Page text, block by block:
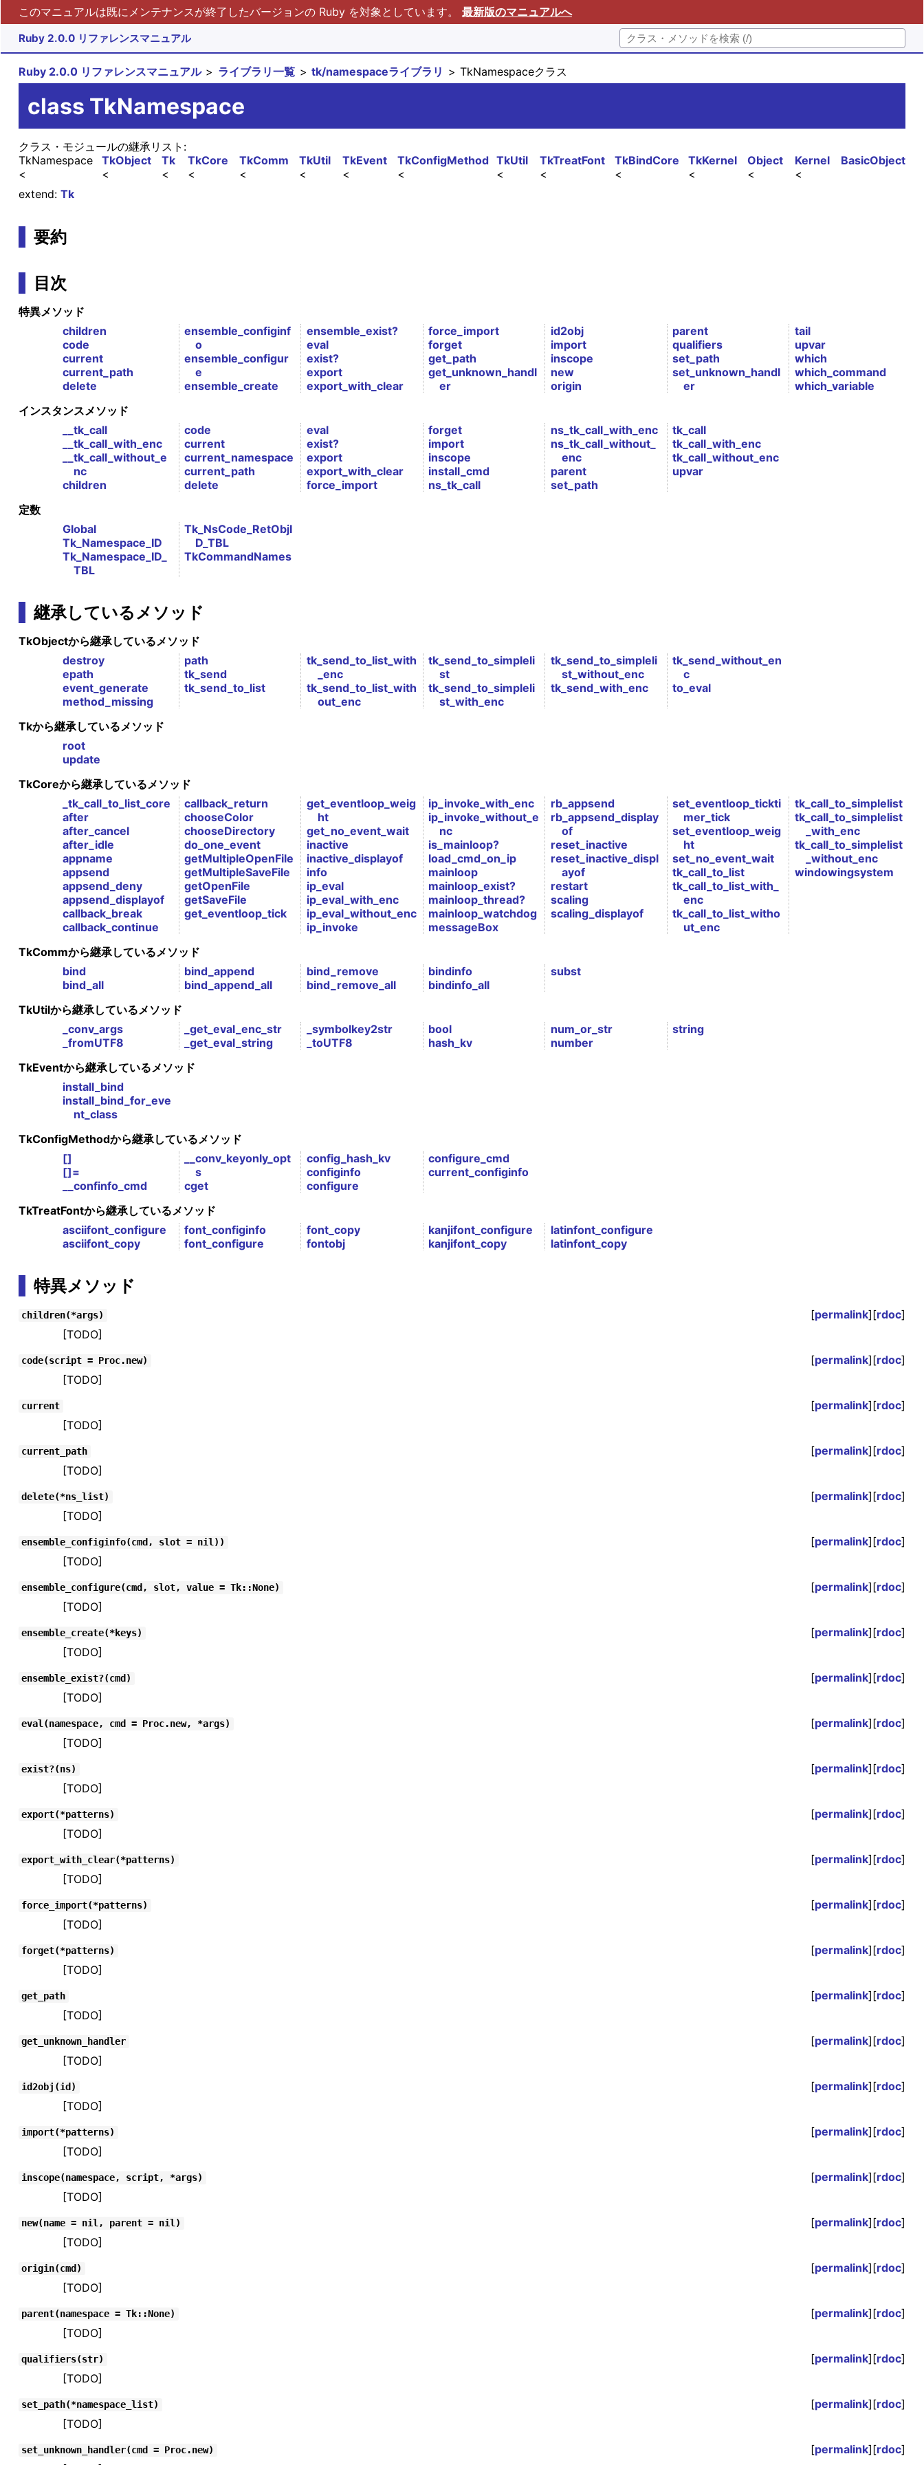
このマニュアルは既にメンテナンスが終了したバージョンの Ruby を対象としています。 最新版のマニュアルへ
Ruby 2.0.0 リファレンスマニュアル
Ruby 2.0.0 リファレンスマニュアル ライブラリ一覧 tk/namespaceライブラリ TkNamespaceクラス
class TkNamespace
クラス・モジュールの継承リスト:
BasicObject
Kernel
Object
TkKernel
TkBindCore
TkTreatFont
TkUtil
TkConfigMethod
TkEvent
TkUtil
TkComm
TkCore
Tk
TkObject
TkNamespace
extend: Tk
要約
目次
特異メソッド
children
code
current
current_path
delete
ensemble_configinf
o
ensemble_configur
e
ensemble_create
ensemble_exist?
eval
exist?
export
export_with_clear
force_import
forget
get_path
get_unknown_handl
er
id2obj
import
inscope
new
origin
parent
qualifiers
set_path
set_unknown_handl
er
tail
upvar
which
which_command
which_variable
インスタンスメソッド
__tk_call
__tk_call_with_enc
__tk_call_without_e
nc
children
code
current
current_namespace
current_path
delete
eval
exist?
export
export_with_clear
force_import
forget
import
inscope
install_cmd
ns_tk_call
ns_tk_call_with_enc
ns_tk_call_without_
enc
parent
set_path
tk_call
tk_call_with_enc
tk_call_without_enc
upvar
定数
Global
Tk_Namespace_ID
Tk_Namespace_ID_
TBL
Tk_NsCode_RetObjI
D_TBL
TkCommandNames
継承しているメソッド
TkObjectから継承しているメソッド
destroy
epath
event_generate
method_missing
path
tk_send
tk_send_to_list
tk_send_to_list_with
_enc
tk_send_to_list_with
out_enc
tk_send_to_simpleli
st
tk_send_to_simpleli
st_with_enc
tk_send_to_simpleli
st_without_enc
tk_send_with_enc
tk_send_without_en
c
to_eval
Tkから継承しているメソッド
root
update
TkCoreから継承しているメソッド
_tk_call_to_list_core
after
after_cancel
after_idle
appname
appsend
appsend_deny
appsend_displayof
callback_break
callback_continue
callback_return
chooseColor
chooseDirectory
do_one_event
getMultipleOpenFile
getMultipleSaveFile
getOpenFile
getSaveFile
get_eventloop_tick
get_eventloop_weig
ht
get_no_event_wait
inactive
inactive_displayof
info
ip_eval
ip_eval_with_enc
ip_eval_without_enc
ip_invoke
ip_invoke_with_enc
ip_invoke_without_e
nc
is_mainloop?
load_cmd_on_ip
mainloop
mainloop_exist?
mainloop_thread?
mainloop_watchdog
messageBox
rb_appsend
rb_appsend_display
of
reset_inactive
reset_inactive_displ
ayof
restart
scaling
scaling_displayof
set_eventloop_tickti
mer_tick
set_eventloop_weig
ht
set_no_event_wait
tk_call_to_list
tk_call_to_list_with_
enc
tk_call_to_list_witho
ut_enc
tk_call_to_simplelist
tk_call_to_simplelist
_with_enc
tk_call_to_simplelist
_without_enc
windowingsystem
TkCommから継承しているメソッド
bind
bind_all
bind_append
bind_append_all
bind_remove
bind_remove_all
bindinfo
bindinfo_all
subst
TkUtilから継承しているメソッド
_conv_args
_fromUTF8
_get_eval_enc_str
_get_eval_string
_symbolkey2str
_toUTF8
bool
hash_kv
num_or_str
number
string
TkEventから継承しているメソッド
install_bind
install_bind_for_eve
nt_class
TkConfigMethodから継承しているメソッド
[]
[]=
__confinfo_cmd
__conv_keyonly_opt
s
cget
config_hash_kv
configinfo
configure
configure_cmd
current_configinfo
TkTreatFontから継承しているメソッド
asciifont_configure
asciifont_copy
font_configinfo
font_configure
font_copy
fontobj
kanjifont_configure
kanjifont_copy
latinfont_configure
latinfont_copy
特異メソッド
children(*args) [permalink][rdoc]
[TODO]
code(script = Proc.new) [permalink][rdoc]
[TODO]
current [permalink][rdoc]
[TODO]
current_path [permalink][rdoc]
[TODO]
delete(*ns_list) [permalink][rdoc]
[TODO]
ensemble_configinfo(cmd, slot = nil)) [permalink][rdoc]
[TODO]
ensemble_configure(cmd, slot, value = Tk::None) [permalink][rdoc]
[TODO]
ensemble_create(*keys) [permalink][rdoc]
[TODO]
ensemble_exist?(cmd) [permalink][rdoc]
[TODO]
eval(namespace, cmd = Proc.new, *args) [permalink][rdoc]
[TODO]
exist?(ns) [permalink][rdoc]
[TODO]
export(*patterns) [permalink][rdoc]
[TODO]
export_with_clear(*patterns) [permalink][rdoc]
[TODO]
force_import(*patterns) [permalink][rdoc]
[TODO]
forget(*patterns) [permalink][rdoc]
[TODO]
get_path [permalink][rdoc]
[TODO]
get_unknown_handler [permalink][rdoc]
[TODO]
id2obj(id) [permalink][rdoc]
[TODO]
import(*patterns) [permalink][rdoc]
[TODO]
inscope(namespace, script, *args) [permalink][rdoc]
[TODO]
new(name = nil, parent = nil) [permalink][rdoc]
[TODO]
origin(cmd) [permalink][rdoc]
[TODO]
parent(namespace = Tk::None) [permalink][rdoc]
[TODO]
qualifiers(str) [permalink][rdoc]
[TODO]
set_path(*namespace_list) [permalink][rdoc]
[TODO]
set_unknown_handler(cmd = Proc.new) [permalink][rdoc]